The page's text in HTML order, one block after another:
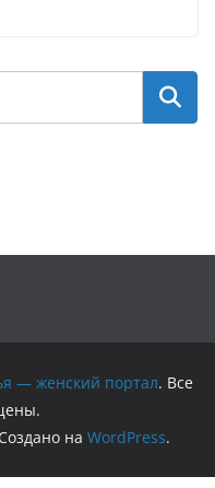
— женский портал. Все
на WordPress.